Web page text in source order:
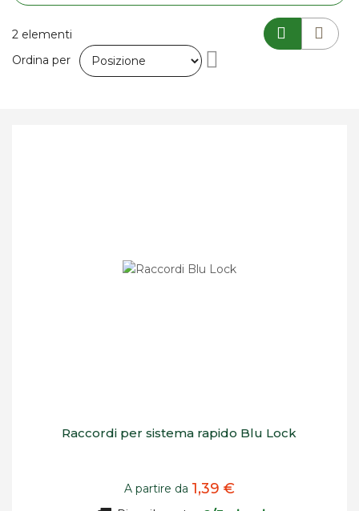
2 elementi
Ordina per
Raccordi per sistema rapido Blu Lock
A partire da 1,39 €